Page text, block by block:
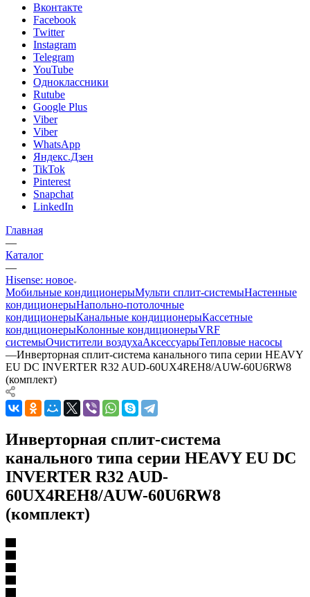
Вконтакте
Facebook
Twitter
Instagram
Telegram
YouTube
Одноклассники
Rutube
Google Plus
Viber
Viber
WhatsApp
Яндекс.Дзен
TikTok
Pinterest
Snapchat
LinkedIn
Главная
—
Каталог
—
Hisense: новое
Мобильные кондиционерыМульти сплит-системыНастенные
кондиционерыНапольно-потолочные
кондиционерыКанальные кондиционерыКассетные
кондиционерыКолонные кондиционерыVRF
системыОчистители воздухаАксессуарыТепловые насосы
—Инверторная сплит-система канального типа серии HEAVY
EU DC INVERTER R32 AUD-60UX4REH8/AUW-60U6RW8
(комплект)
Инверторная сплит-система
канального типа серии HEAVY EU DC
INVERTER R32 AUD-
60UX4REH8/AUW-60U6RW8
(комплект)